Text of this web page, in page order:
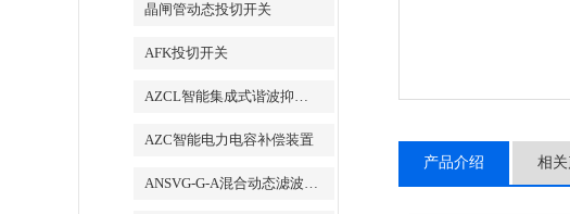
晶闸管动态投切开关
AFK投切开关
AZCL智能集成式谐波抑制电力电容补偿装置
AZC智能电力电容补偿装置
ANSVG-G-A混合动态滤波补偿装置
产品介绍 相